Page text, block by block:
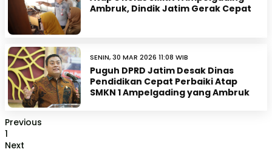
Ambruk, Dindik Jatim Gerak Cepat
SENIN, 30 MAR 2026 11:08 WIB
Puguh DPRD Jatim Desak Dinas
Pendidikan Cepat Perbaiki Atap
SMKN 1 Ampelgading yang Ambruk
Previous
1
Next